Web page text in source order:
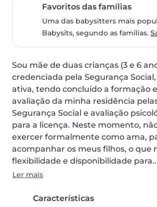
Favoritos das famílias
Uma das babysitters mais
Babysits, segundo as famílias.
Sou mãe de duas crianças (3 e 6
credenciada pela Segurança
ativa, tendo concluído a formação
avaliação da minha residência
Segurança Social e avaliação
para a licença. Neste momento,
exercer formalmente como ama,
acompanhar os meus filhos, o que
flexibilidade e disponibilidade para..
Ler mais
Características